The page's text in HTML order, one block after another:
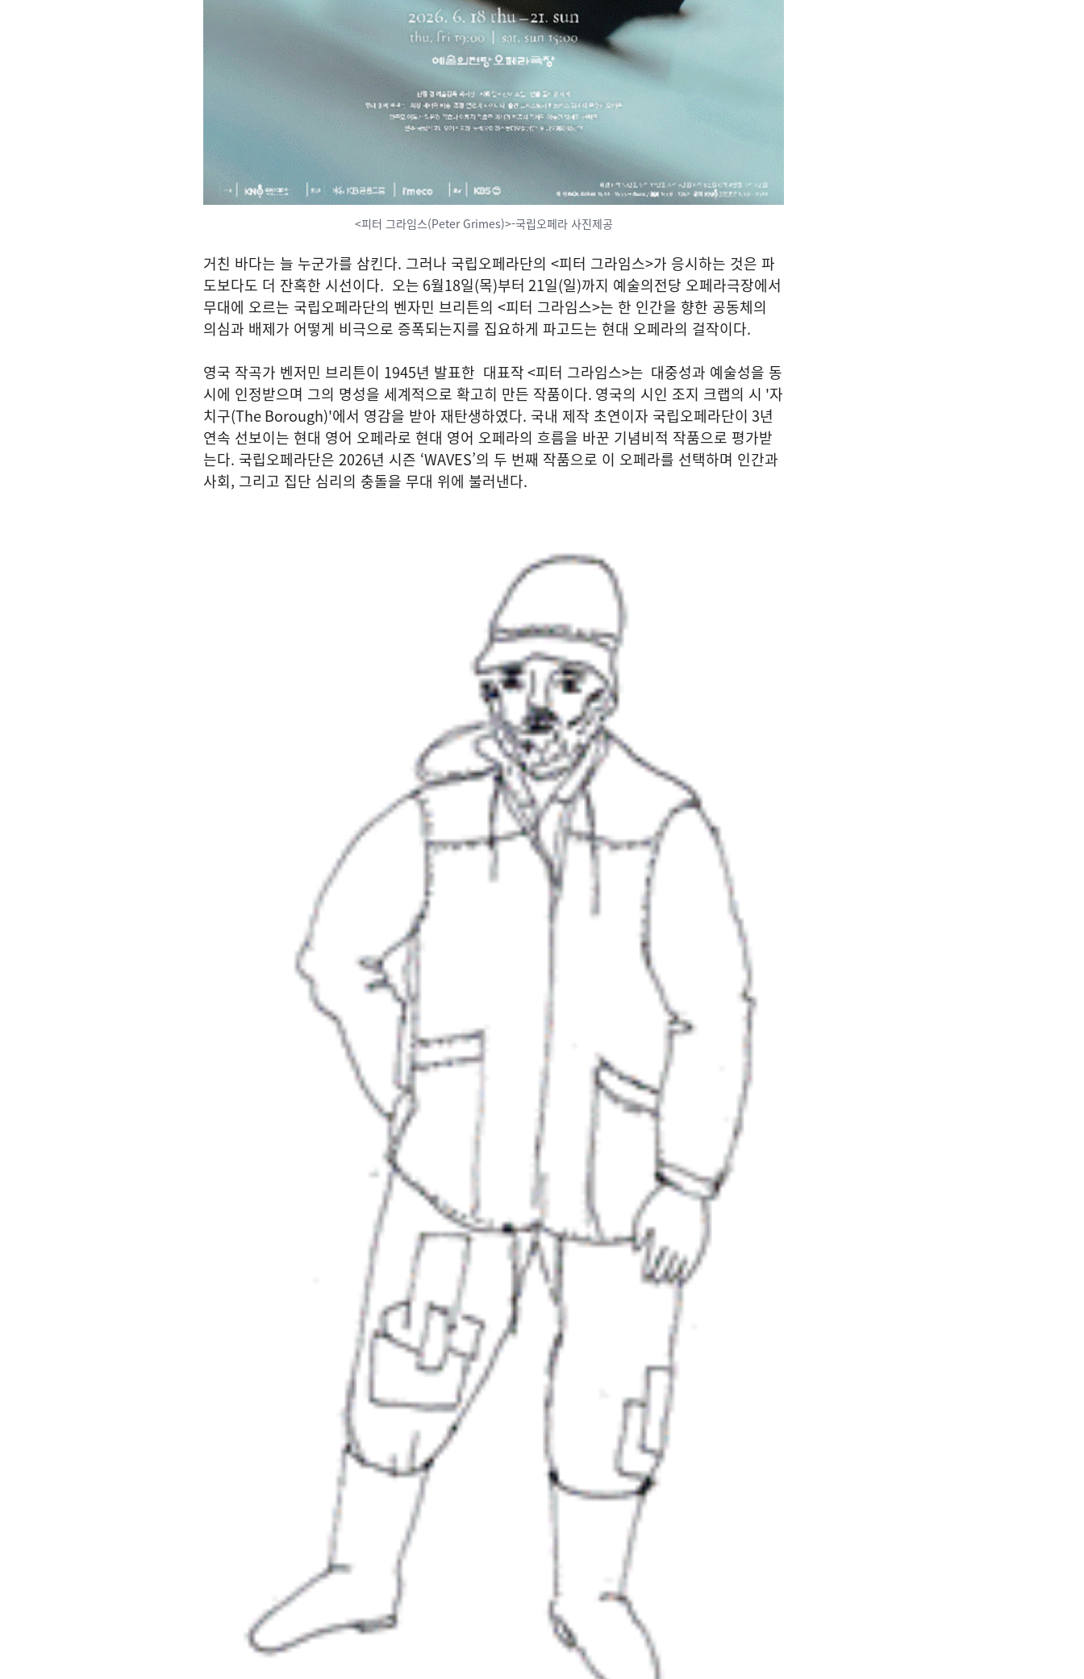
<피터 그라임스(Peter Grimes)>-국립오페라 사진제공
거친 바다는 늘 누군가를 삼킨다. 그러나 국립오페라단의 <피터 그라임스>가 응시하는 것은 파
도보다도 더 잔혹한 시선이다. 오는 6월18일(목)부터 21일(일)까지 예술의전당 오페라극장에서
무대에 오르는 국립오페라단의 벤자민 브리튼의 <피터 그라임스>는 한 인간을 향한 공동체의
의심과 배제가 어떻게 비극으로 증폭되는지를 집요하게 파고드는 현대 오페라의 걸작이다.
영국 작곡가 벤저민 브리튼이 1945년 발표한 대표작<피터 그라임스>는 대중성과 예술성을 동
시에 인정받으며 그의 명성을 세계적으로 확고히 만든 작품이다. 영국의 시인 조지 크랩의 시 '자
치구(The Borough)'에서 영감을 받아 재탄생하였다. 국내 제작 초연이자 국립오페라단이 3년
연속 선보이는 현대 영어 오페라로 현대 영어 오페라의 흐름을 바꾼 기념비적 작품으로 평가받
는다. 국립오페라단은 2026년 시즌 ‘WAVES’의 두 번째 작품으로 이 오페라를 선택하며 인간과
사회, 그리고 집단 심리의 충돌을 무대 위에 불러낸다.